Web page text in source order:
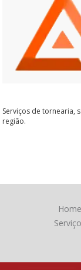
Serviços de tornearia,
região.
Home